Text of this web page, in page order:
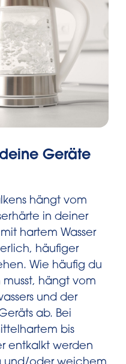
Geräte
hängt vom
in deiner
hartem Wasser
häufiger
Wie häufig du
hängt vom
und der
ab. Bei
bis
entkalkt werden